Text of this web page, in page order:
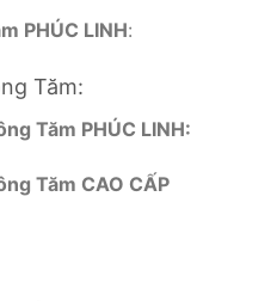
CAO CẤP MANGALA:
PHÚC LINH:
Tăm:
Tăm CAO CẤP